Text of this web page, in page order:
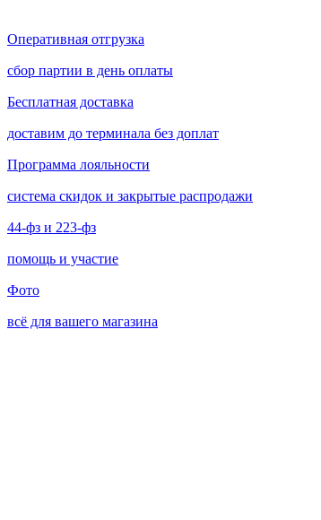
Оперативная отгрузка
сбор партии в день оплаты
Бесплатная доставка
доставим до терминала без доплат
Программа лояльности
система скидок и закрытые распродажи
44-фз и 223-фз
помощь и участие
Фото
всё для вашего магазина